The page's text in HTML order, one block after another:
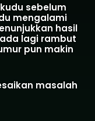
sebelum
mengalami
hasil
lagi rambut
pun makin
masalah